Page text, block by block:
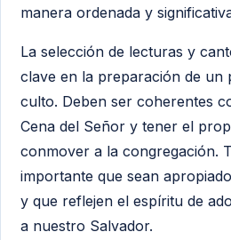
manera ordenada y
La selección de lecturas y
clave en la preparación de un
culto. Deben ser coherentes
Cena del Señor y tener el
conmover a la congregación.
importante que sean
y que reflejen el espíritu de
a nuestro Salvador.